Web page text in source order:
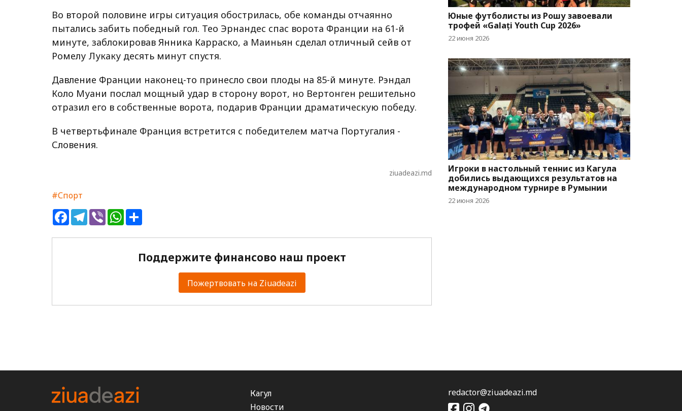
Во второй половине игры ситуация обострилась, обе команды отчаянно
пытались забить победный гол. Тео Эрнандес спас ворота Франции на 61-й
минуте, заблокировав Янника Карраско, а Маиньян сделал отличный сейв от
Ромелу Лукаку десять минут спустя.
Давление Франции наконец-то принесло свои плоды на 85-й минуте. Рэндал
Коло Муани послал мощный удар в сторону ворот, но Вертонген решительно
отразил его в собственные ворота, подарив Франции драматическую победу.
В четвертьфинале Франция встретится с победителем матча Португалия -
Словения.
ziuadeazi.md
#Спорт
FacebookTelegram
ViberWhatsApp
Поддержите финансово наш проект
Пожертвовать на Ziuadeazi
Юные футболисты из Рошу завоевали
трофей «Galați Youth Cup 2026»
22 июня 2026
Игроки в настольный теннис из Кагула
добились выдающихся результатов на
международном турнире в Румынии
22 июня 2026
Кагул
Новости
redactor@ziuadeazi.md